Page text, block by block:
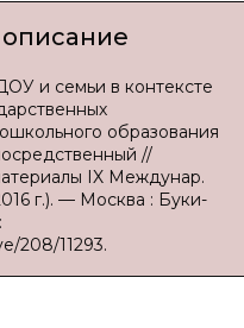
и семьи в контексте
образования
//
IX Междунар.
г.). — Москва : Буки-
208/11293.